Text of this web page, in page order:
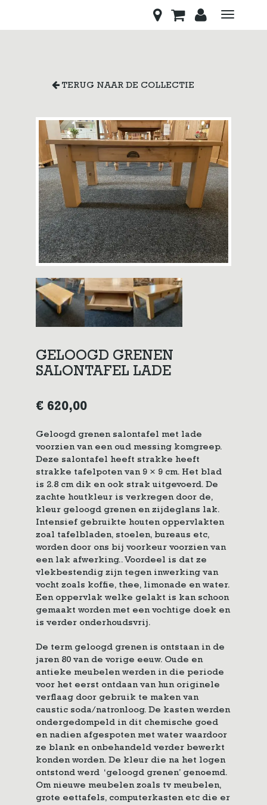
Toggle
TERUG NAAR DE COLLECTIE
GELOOGD GRENEN
SALONTAFEL LADE
€ 620,00
Geloogd grenen salontafel met lade
voorzien van een oud messing komgreep.
Deze salontafel heeft strakke heeft
strakke tafelpoten van 9 × 9 cm. Het blad
is 2.8 cm dik en ook strak uitgevoerd. De
zachte houtkleur is verkregen door de,
kleur geloogd grenen en zijdeglans lak.
Intensief gebruikte houten oppervlakten
zoal tafelbladen, stoelen, bureaus etc,
worden door ons bij voorkeur voorzien van
een lak afwerking.. Voordeel is dat ze
vlekbestendig zijn tegen inwerking van
vocht zoals koffie, thee, limonade en water.
Een oppervlak welke gelakt is kan schoon
gemaakt worden met een vochtige doek en
is verder onderhoudsvrij.
De term geloogd grenen is ontstaan in de
jaren 80 van de vorige eeuw. Oude en
antieke meubelen werden in die periode
voor het eerst ontdaan van hun originele
verflaag door gebruik te maken van
caustic soda/natronloog. De kasten werden
ondergedompeld in dit chemische goed
en nadien afgespoten met water waardoor
ze blank en onbehandeld verder bewerkt
konden worden. De kleur die na het logen
ontstond werd ‘geloogd grenen’ genoemd.
Om nieuwe meubelen zoals tv meubelen,
grote eettafels, computerkasten etc die er